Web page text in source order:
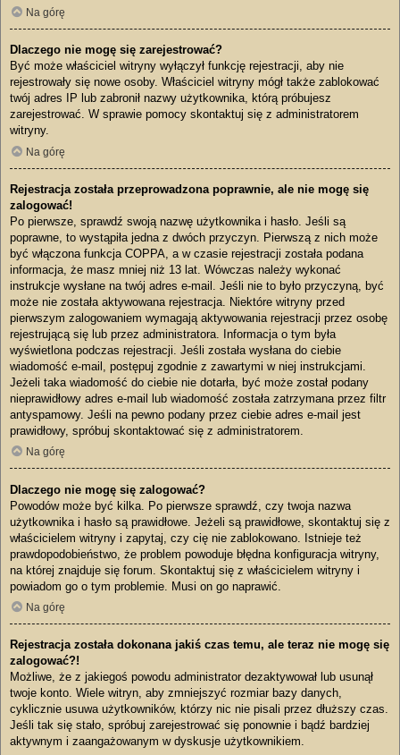
Na górę
Dlaczego nie mogę się zarejestrować?
Być może właściciel witryny wyłączył funkcję rejestracji, aby nie
rejestrowały się nowe osoby. Właściciel witryny mógł także zablokować
twój adres IP lub zabronił nazwy użytkownika, którą próbujesz
zarejestrować. W sprawie pomocy skontaktuj się z administratorem
witryny.
Na górę
Rejestracja została przeprowadzona poprawnie, ale nie mogę się
zalogować!
Po pierwsze, sprawdź swoją nazwę użytkownika i hasło. Jeśli są
poprawne, to wystąpiła jedna z dwóch przyczyn. Pierwszą z nich może
być włączona funkcja COPPA, a w czasie rejestracji została podana
informacja, że masz mniej niż 13 lat. Wówczas należy wykonać
instrukcje wysłane na twój adres e-mail. Jeśli nie to było przyczyną, być
może nie została aktywowana rejestracja. Niektóre witryny przed
pierwszym zalogowaniem wymagają aktywowania rejestracji przez osobę
rejestrującą się lub przez administratora. Informacja o tym była
wyświetlona podczas rejestracji. Jeśli została wysłana do ciebie
wiadomość e-mail, postępuj zgodnie z zawartymi w niej instrukcjami.
Jeżeli taka wiadomość do ciebie nie dotarła, być może został podany
nieprawidłowy adres e-mail lub wiadomość została zatrzymana przez filtr
antyspamowy. Jeśli na pewno podany przez ciebie adres e-mail jest
prawidłowy, spróbuj skontaktować się z administratorem.
Na górę
Dlaczego nie mogę się zalogować?
Powodów może być kilka. Po pierwsze sprawdź, czy twoja nazwa
użytkownika i hasło są prawidłowe. Jeżeli są prawidłowe, skontaktuj się z
właścicielem witryny i zapytaj, czy cię nie zablokowano. Istnieje też
prawdopodobieństwo, że problem powoduje błędna konfiguracja witryny,
na której znajduje się forum. Skontaktuj się z właścicielem witryny i
powiadom go o tym problemie. Musi on go naprawić.
Na górę
Rejestracja została dokonana jakiś czas temu, ale teraz nie mogę się
zalogować?!
Możliwe, że z jakiegoś powodu administrator dezaktywował lub usunął
twoje konto. Wiele witryn, aby zmniejszyć rozmiar bazy danych,
cyklicznie usuwa użytkowników, którzy nic nie pisali przez dłuższy czas.
Jeśli tak się stało, spróbuj zarejestrować się ponownie i bądź bardziej
aktywnym i zaangażowanym w dyskusje użytkownikiem.